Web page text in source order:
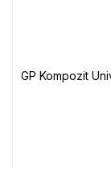
GP Kompozit